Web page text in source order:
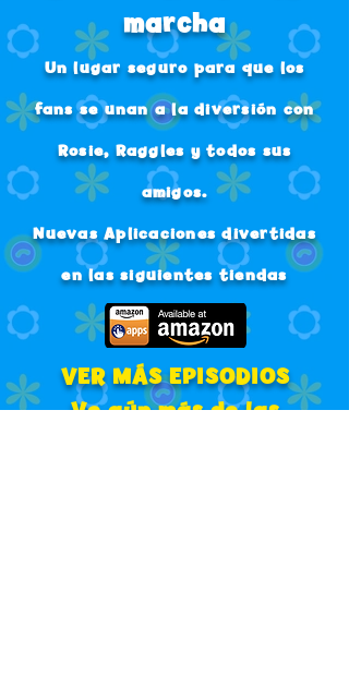
marcha
Un lugar seguro para que los
fans se unan a la diversión con
Rosie, Raggles y todos sus
amigos.
Nuevas Aplicaciones divertidas
en las siguientes tiendas
VER MÁS EPISODIOS
Ve aún más de las